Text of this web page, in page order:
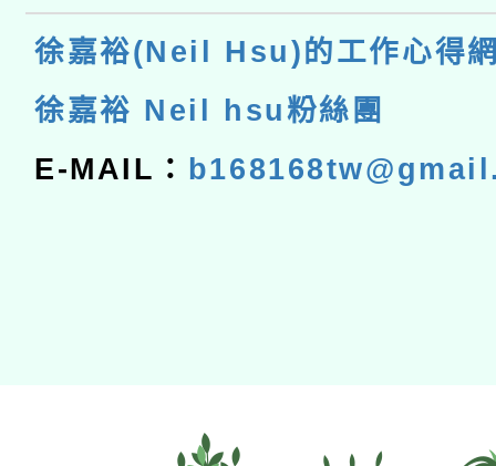
徐嘉裕(Neil Hsu)的工作心得
徐嘉裕 Neil hsu粉絲團
E-MAIL：